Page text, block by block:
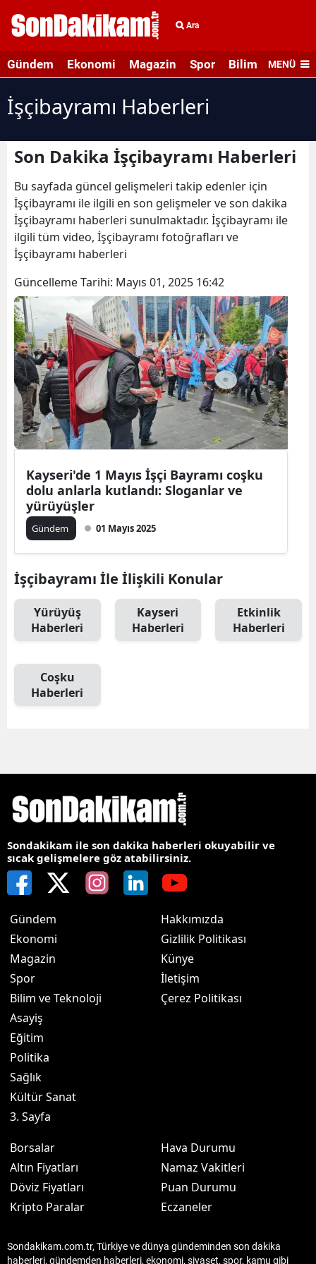
Ara
Gündem Ekonomi Magazin Spor Bilim veMENÜ
İşçibayramı Haberleri
Son Dakika İşçibayramı Haberleri
Bu sayfada güncel gelişmeleri takip edenler için
İşçibayramı ile ilgili en son gelişmeler ve son dakika
İşçibayramı haberleri sunulmaktadır. İşçibayramı ile
ilgili tüm video, İşçibayramı fotoğrafları ve
İşçibayramı haberleri
Güncelleme Tarihi: Mayıs 01, 2025 16:42
Kayseri'de 1 Mayıs İşçi Bayramı coşku
dolu anlarla kutlandı: Sloganlar ve
yürüyüşler
Gündem 01 Mayıs 2025
İşçibayramı İle İlişkili Konular
Yürüyüş
Haberleri
Kayseri
Haberleri
Etkinlik
Haberleri
Coşku
Haberleri
Sondakikam ile son dakika haberleri okuyabilir ve
sıcak gelişmelere göz atabilirsiniz.
Gündem
Ekonomi
Magazin
Spor
Bilim ve Teknoloji
Asayiş
Eğitim
Politika
Sağlık
Kültür Sanat
3. Sayfa
Hakkımızda
Gizlilik Politikası
Künye
İletişim
Çerez Politikası
Borsalar
Altın Fiyatları
Döviz Fiyatları
Kripto Paralar
Hava Durumu
Namaz Vakitleri
Puan Durumu
Eczaneler
Sondakikam.com.tr, Türkiye ve dünya gündeminden son dakika
haberleri, gündemden haberleri, ekonomi, siyaset, spor, kamu gibi